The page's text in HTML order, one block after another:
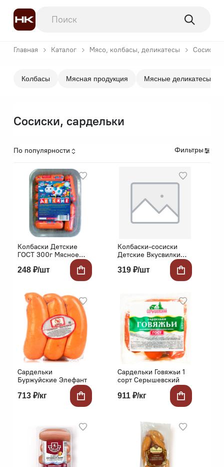
Главная Каталог Мясо, колбасы, деликатесы Сосиски,
Сосиски, сардельки
По популярности Фильтры
Колбаски Детские
ГОСТ 300г Мясное
248 ₽/шт
Колбаски-сосиски
Детские Вкусвилки
250г в/у Востряково
319 ₽/шт
Сардельки
Буржуйские Элефант
713 ₽/кг
Сардельки Говяжьи 1
сорт Серышевский
911 ₽/кг
Колбасы Мясная продукция Мясные деликатесы